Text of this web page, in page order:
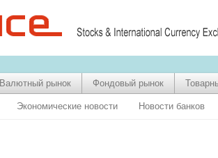
Валютный рынок Фондовый рынок
Экономические новости Новости банков